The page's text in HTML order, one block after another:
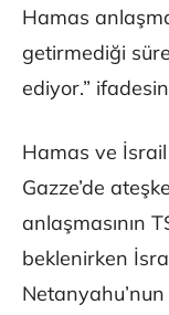
Hamas
getirmediği
ediyor.”
Hamas ve
Gazze’de
anlaşmasının
beklenirken